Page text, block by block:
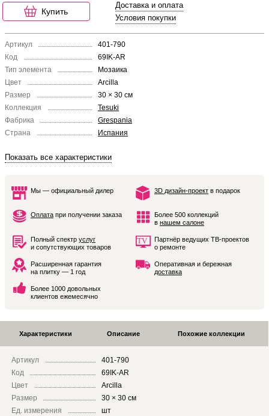
Купить
Доставка и оплата
Условия покупки
Артикул
401-790
Код
69IK-AR
Тип элемента
Мозаика
Цвет
Arcilla
Размер
30 × 30 см
Коллекция
Tesuki
Фабрика
Grespania
Страна
Испания
Показать все характеристики
Мы — официальный дилер 3D дизайн-проект в подарок
Оплата при получении заказа
Более 500 коллекций
в нашем салоне
Полный спектр услуг
и сопутствующих товаров
Партнёр ведущих ТВ-проектов
о ремонте
Расширенная гарантия
на плитку — 1 год
Оперативная и бережная
доставка
Более 1000 довольных
клиентов ежемесячно
Характеристики Описание Похожие коллекции
Артикул
401-790
Код
69IK-AR
Цвет
Arcilla
Размер
30 × 30 см
Ед. измерения
шт